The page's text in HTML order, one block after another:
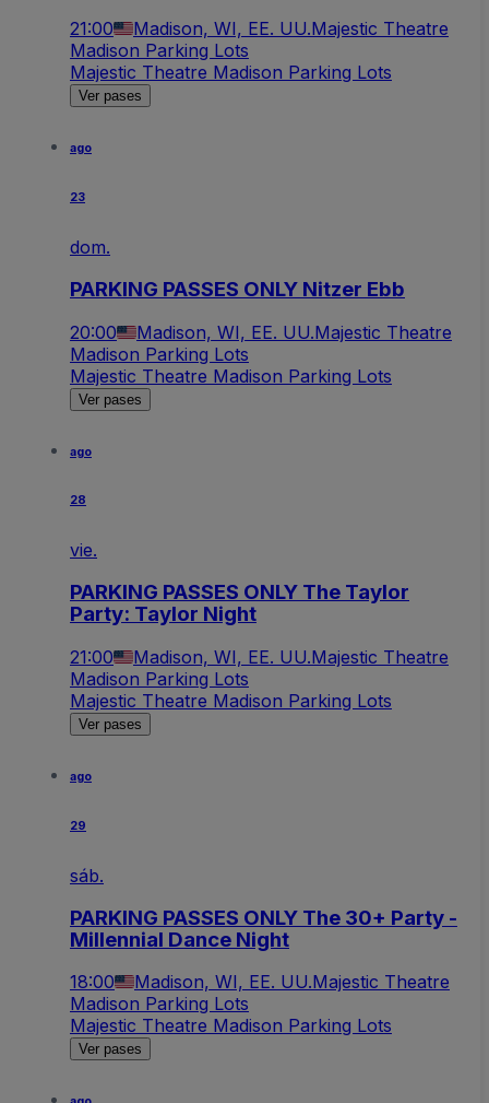
21:00 Madison, WI, EE. UU.Majestic Theatre
Madison Parking Lots
Majestic Theatre Madison Parking Lots
Ver pases
ago
23
dom.
PARKING PASSES ONLY Nitzer Ebb
20:00 Madison, WI, EE. UU.Majestic Theatre
Madison Parking Lots
Majestic Theatre Madison Parking Lots
Ver pases
ago
28
vie.
PARKING PASSES ONLY The Taylor
Party: Taylor Night
21:00 Madison, WI, EE. UU.Majestic Theatre
Madison Parking Lots
Majestic Theatre Madison Parking Lots
Ver pases
ago
29
sáb.
PARKING PASSES ONLY The 30+ Party -
Millennial Dance Night
18:00 Madison, WI, EE. UU.Majestic Theatre
Madison Parking Lots
Majestic Theatre Madison Parking Lots
Ver pases